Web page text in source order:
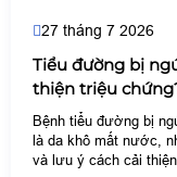
27 tháng 7 2026
Tiểu đường bị
thiện triệu
Bệnh tiểu đường bị
là da khô mất nước,
và lưu ý cách cải